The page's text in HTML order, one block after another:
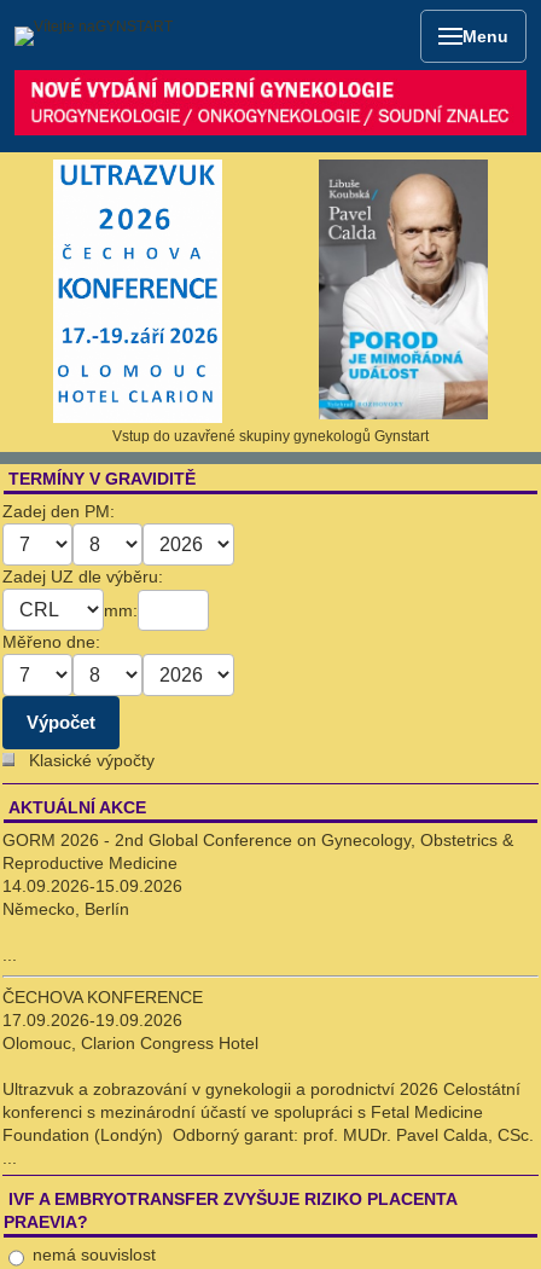
Menu
AKTUÁLNÍ AKCE
GORM 2026 - 2nd Global Conference on Gynecology, Obstetrics &
Reproductive Medicine
14.09.2026-15.09.2026
Německo, Berlín
ČECHOVA KONFERENCE
17.09.2026-19.09.2026
Olomouc, Clarion Congress Hotel
Ultrazvuk a zobrazování v gynekologii a porodnictví 2026 Celostátní
konferenci s mezinárodní účastí ve spolupráci s Fetal Medicine
Foundation (Londýn) Odborný garant: prof. MUDr. Pavel Calda, CSc.
IVF A EMBRYOTRANSFER ZVYŠUJE RIZIKO PLACENTA
PRAEVIA?
nemá souvislost
TERMÍNY V GRAVIDITĚ
Zadej den PM:
Zadej UZ dle výběru:
mm:
Měřeno dne:
Klasické výpočty
Vstup do uzavřené skupiny gynekologů Gynstart